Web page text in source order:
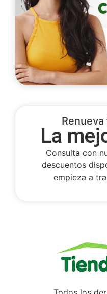
La
Consulta con
descuentos
empieza a